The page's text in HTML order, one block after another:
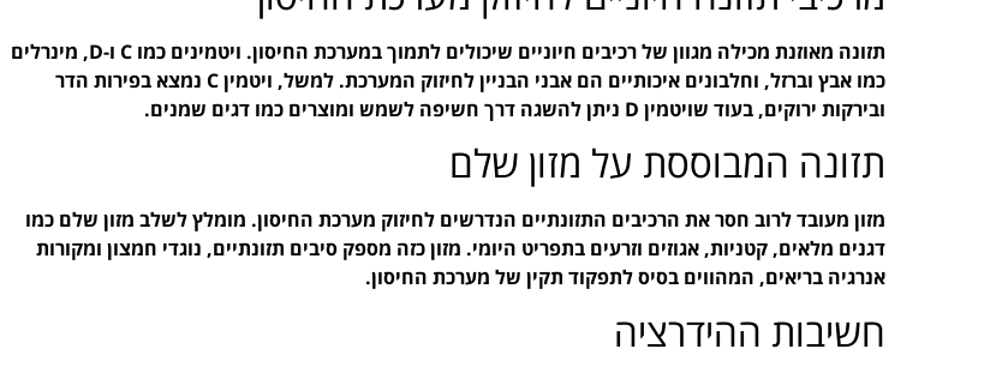
תזונה מאוזנת מכילה מגוון של רכיבים חיוניים שיכולים לתמוך במערכת החיסון. ויטמינים כמו C ו-D, מינרלים
כמו אבץ וברזל, וחלבונים איכותיים הם אבני הבניין לחיזוק המערכת. למשל, ויטמין C נמצא בפירות הדר
ובירקות ירוקים, בעוד שויטמין D ניתן להשגה דרך חשיפה לשמש ומוצרים כמו דגים שמנים.
תזונה המבוססת על מזון שלם
מזון מעובד לרוב חסר את הרכיבים התזונתיים הנדרשים לחיזוק מערכת החיסון. מומלץ לשלב מזון שלם כמו
דגנים מלאים, קטניות, אגוזים וזרעים בתפריט היומי. מזון כזה מספק סיבים תזונתיים, נוגדי חמצון ומקורות
אנרגיה בריאים, המהווים בסיס לתפקוד תקין של מערכת החיסון.
חשיבות ההידרציה